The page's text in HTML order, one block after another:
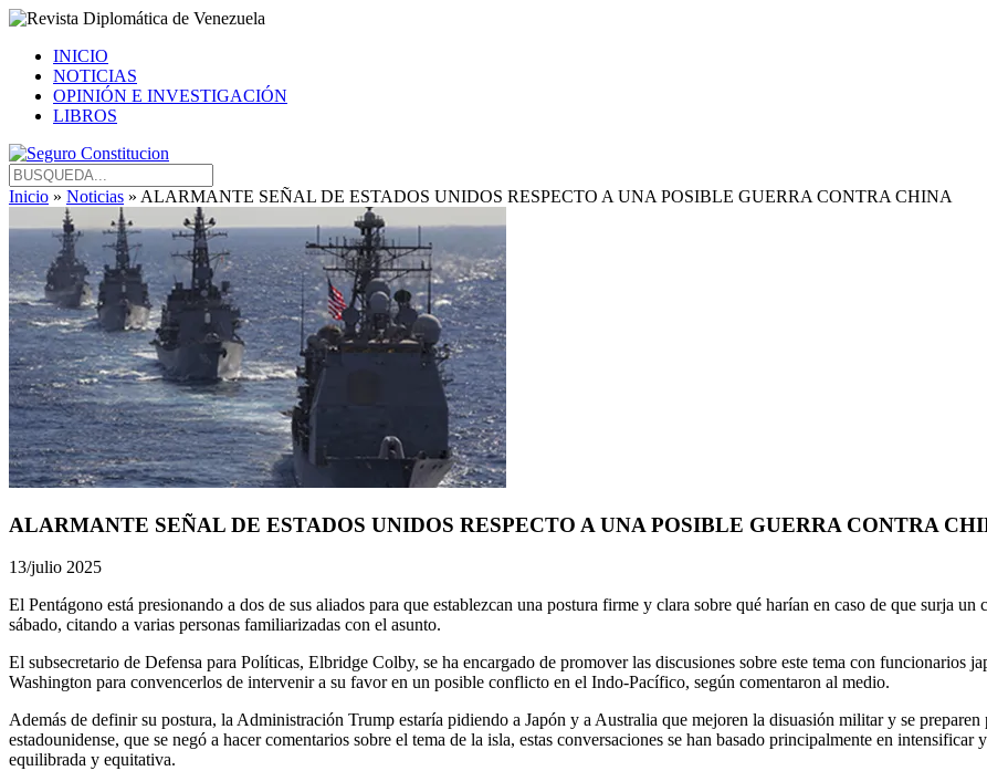
INICIO
NOTICIAS
OPINIÓN E INVESTIGACIÓN
LIBROS
Inicio » Noticias » ALARMANTE SEÑAL DE ESTADOS UNIDOS RESPECTO A UNA POSIBLE GUERRA CONTRA CHINA
ALARMANTE SEÑAL DE ESTADOS UNIDOS RESPECTO A UNA POSIBLE GUERRA CONTRA
13/julio 2025
El Pentágono está presionando a dos de sus aliados para que establezcan una postura firme y clara sobre qué harían en caso de que surja
sábado, citando a varias personas familiarizadas con el asunto.
El subsecretario de Defensa para Políticas, Elbridge Colby, se ha encargado de promover las discusiones sobre este tema con funcionarios
Washington para convencerlos de intervenir a su favor en un posible conflicto en el Indo-Pacífico, según comentaron al medio.
Además de definir su postura, la Administración Trump estaría pidiendo a Japón y a Australia que mejoren la disuasión militar y se
estadounidense, que se negó a hacer comentarios sobre el tema de la isla, estas conversaciones se han basado principalmente en
equilibrada y equitativa.